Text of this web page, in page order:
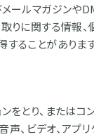
ールマガジンや
りに関する情報
ることがあります
とり、またはコ
声、ビデオ、ア